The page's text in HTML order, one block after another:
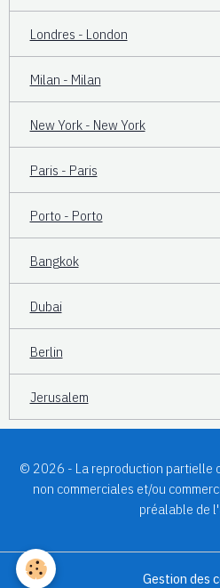
Londres - London
Milan - Milan
New York - New York
Paris - Paris
Porto - Porto
Bangkok
Dubai
Berlin
Jerusalem
© 2026 - La reproduction partielle
non commerciales et/ou
préalable de
Gestion des